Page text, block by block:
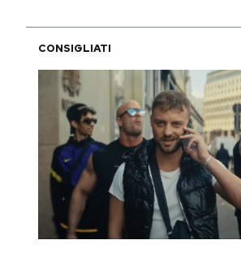
CONSIGLIATI